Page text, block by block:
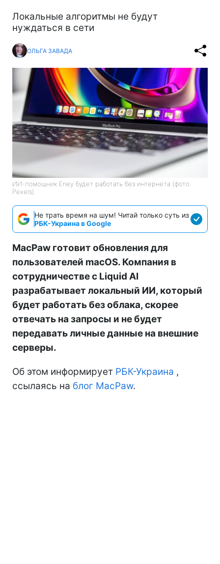
Локальные алгоритмы не будут
нуждаться в сети
ОЛЬГА ЗАВАДА
ИИ-помощник Eney будет работать без интернета (фото:
Pexels)
Не трать время на шум! Читай только суть из
РБК-Украина в Google
MacPaw готовит обновления для
пользователей macOS. Компания в
сотрудничестве с Liquid AI
разрабатывает локальный ИИ, который
будет работать без облака, скорее
отвечать на запросы и не будет
передавать личные данные на внешние
серверы.
Об этом информирует РБК-Украина ,
ссылаясь на блог MacPaw.